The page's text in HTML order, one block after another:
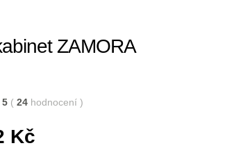
ZAMORA
5 ( 24 hodnocení )
Kč